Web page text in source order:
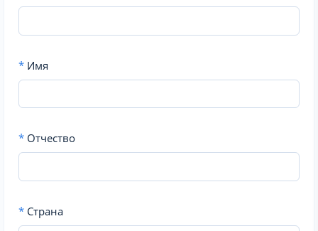
* Имя
* Отчество
* Страна